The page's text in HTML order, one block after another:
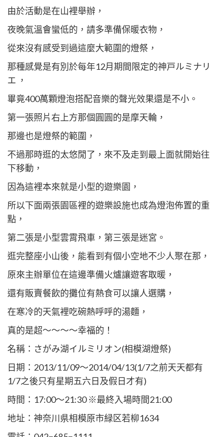
由於活動是在山裡舉辦，
夜晚氣溫會蠻低的，請多準備保暖衣物，
從來沒有感受到過這麼大範圍的燈祭，
那種感覺是有別於每年12月期間限定的神戸ルミナリ
エ ，
畢竟400萬顆燈泡搭配音樂的聲光效果還是不小。
第一張照片右上方那個圓圓的是摩天輪，
那邊也是燈祭的範圍，
不過那時逛的太悠閒了，來不及走到最上面就開始往
下移動，
因為這裡本來就是小型的遊樂園，
所以下面兩張園區裡的遊樂設施也成為燈泡佈置的重
點，
第二張是小型雲霄飛車，第三張是迷宮。
逛完整座小山後，能看到有個小空地不少人聚在那，
原來主辦單位在這邊準備火爐讓遊客取暖，
還有販賣餐飲的攤位有熱食可以讓人選購，
在寒冷的天氣裡吃碗熱呼呼的湯麵，
真的是超～～～～幸福的！
名稱：さがみ湖イルミリオン(相模湖燈祭)
日期：2013/11/09～2014/04/13(1/7之前天天都有
1/7之後只有星期五六日及假日才有)
時間：17:00〜21:30 ※最終入場時間21:00
地址：神奈川県相模原市緑区若柳1634